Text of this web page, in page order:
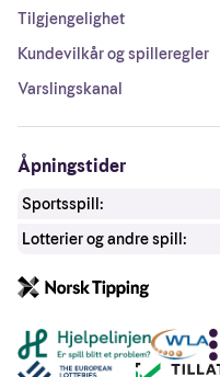
Tilgjengelighet
Kundevilkår og spilleregler
Varslingskanal
Åpningstider
Sportsspill:
Lotterier og andre spill:
Andre lenker